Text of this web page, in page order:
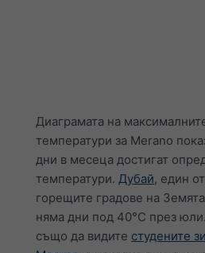
Диаграмата на
температури за Merano
дни в месеца достигат
температури. Дубай, един
горещите градове на
няма дни под 40°C през
също да видите студените